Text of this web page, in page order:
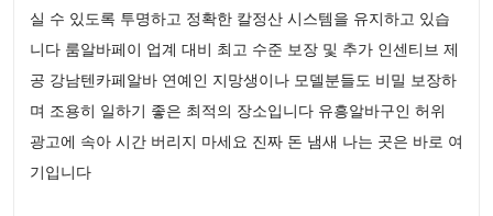
실 수 있도록 투명하고 정확한 칼정산 시스템을 유지하고 있습
니다 룸알바페이 업계 대비 최고 수준 보장 및 추가 인센티브 제
공 강남텐카페알바 연예인 지망생이나 모델분들도 비밀 보장하
며 조용히 일하기 좋은 최적의 장소입니다 유흥알바구인 허위
광고에 속아 시간 버리지 마세요 진짜 돈 냄새 나는 곳은 바로 여
기입니다